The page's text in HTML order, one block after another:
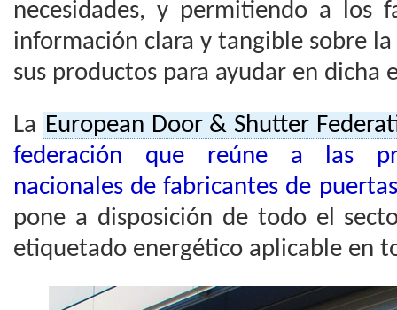
necesidades, y permitiendo a los
información clara y tangible sobre
sus productos para ayudar en dicha
La European Door & Shutter
federación que reúne a las
nacionales de fabricantes de
pone a disposición de todo el
etiquetado energético aplicable en